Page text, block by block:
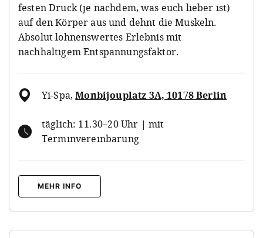
festen Druck (je nachdem, was euch lieber ist)
auf den Körper aus und dehnt die Muskeln.
Absolut lohnenswertes Erlebnis mit
nachhaltigem Entspannungsfaktor.
Yi-Spa,Monbijouplatz 3A, 10178 Berlin
täglich: 11.30–20 Uhr | mit
Terminvereinbarung
MEHR INFO